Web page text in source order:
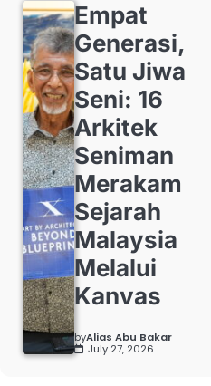
Empat
Generasi,
Satu Jiwa
Seni: 16
Arkitek
Seniman
Merakam
Sejarah
Malaysia
Melalui
Kanvas
byAlias Abu Bakar
July 27, 2026